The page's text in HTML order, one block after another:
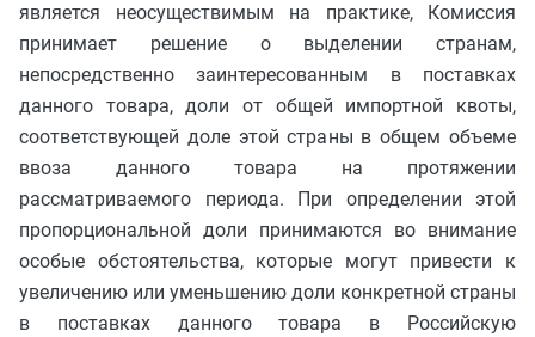
является неосуществимым на практике, Комиссия
принимает решение о выделении странам,
непосредственно заинтересованным в поставках
данного товара, доли от общей импортной квоты,
соответствующей доле этой страны в общем объеме
ввоза данного товара на протяжении
рассматриваемого периода. При определении этой
пропорциональной доли принимаются во внимание
особые обстоятельства, которые могут привести к
увеличению или уменьшению доли конкретной страны
в поставках данного товара в Российскую